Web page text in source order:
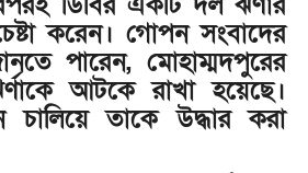
করেন। গোপন সংবাদের
পারেন, মোহাম্মদপুরের
আটকে রাখা হয়েছে।
চালিয়ে তাকে উদ্ধার করা